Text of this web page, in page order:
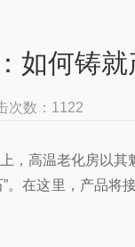
如何铸就
次数：1122
高温老化房以其
在这里，产品将